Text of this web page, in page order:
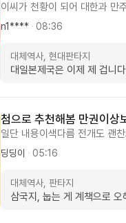
이씨가 천황이 되어 대한과 만
통치 중인 일제강점기에 천황
기 힘든 부분이 있을 수 있다
지는 것도 웃기고 영국인이
재미있다. 다들 꼭 한번 읽어
n1**** · 08:36
대체역사, 현대판타지
대일본제국은 이제 제 겁니다
첨으로 추천해봄 만권이상
일단 내용이색다름 전개도 괜
ㅎㅎ 암튼함볼만하네요 먼
가가 재탕하는소설보다 짜증
기를 일단 난잼있게 완독했음 ㅋ
딩딩이 · 05:16
대체역사, 판타지
삼국지, 눕는 게 계책으로 오